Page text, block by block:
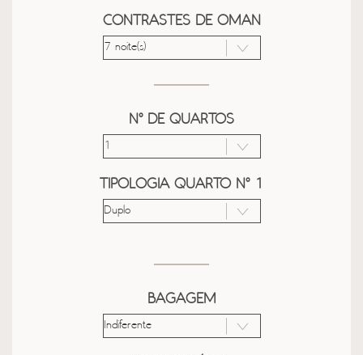
CONTRASTES DE OMAN
Nº DE QUARTOS
TIPOLOGIA QUARTO Nº 1
BAGAGEM